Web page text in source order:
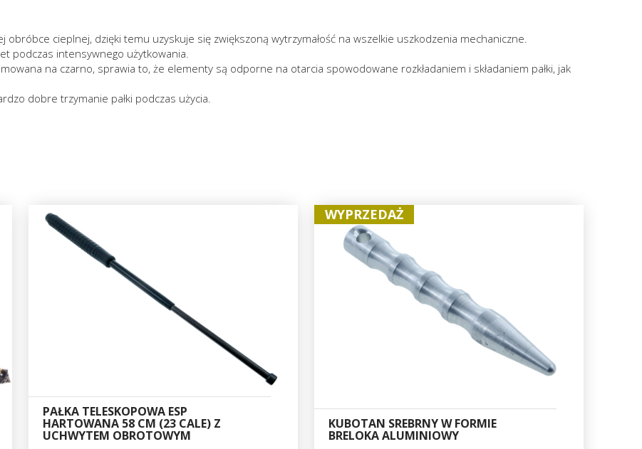
cieplnej, dzięki temu uzyskuje się zwiększoną wytrzymałość na wszelkie uszkodzenia mechaniczne.
podczas intensywnego użytkowania.
na czarno, sprawia to, że elementy są odporne na otarcia spowodowane rozkładaniem i składaniem pałki, jak
dobre trzymanie pałki podczas użycia.
PAŁKA TELESKOPOWA ESP
HARTOWANA 58 CM (23 CALE) Z
UCHWYTEM OBROTOWYM
WYPRZEDAŻ
KUBOTAN SREBRNY W FORMIE
BRELOKA ALUMINIOWY